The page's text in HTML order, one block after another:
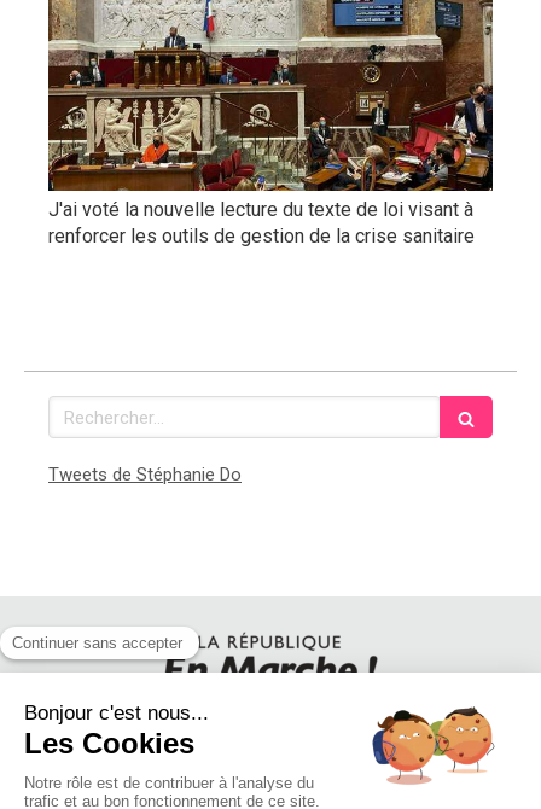
J'ai voté la nouvelle lecture du texte de loi visant à
renforcer les outils de gestion de la crise sanitaire
Rechercher
Tweets de Stéphanie Do
SUIVEZ STEPHANIE DO SUR LES RESEAUX SOCIAUX